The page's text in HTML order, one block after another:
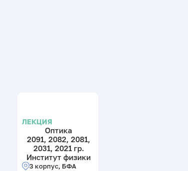
ЛЕКЦИЯ
Оптика
2091, 2082, 2081,
2031, 2021 гр.
Институт физики
3 корпус, БФА